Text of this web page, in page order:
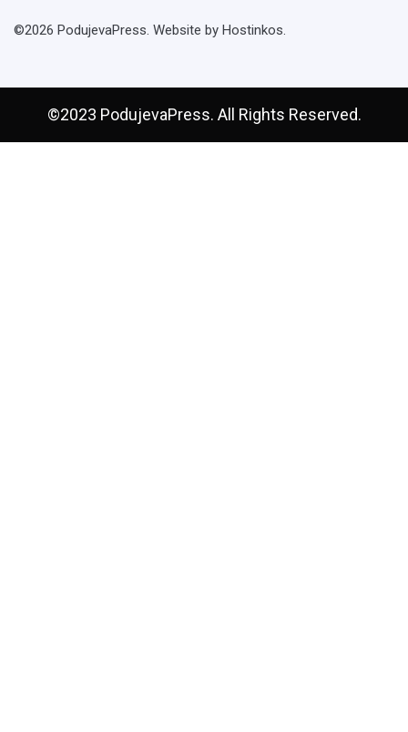
©2026 PodujevaPress. Website by Hostinkos.
©2023 PodujevaPress. All Rights Reserved.